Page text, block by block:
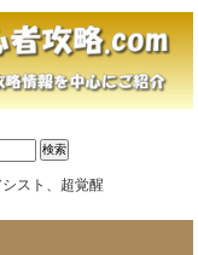
スト、超覚醒